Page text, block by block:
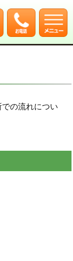
の流れについ